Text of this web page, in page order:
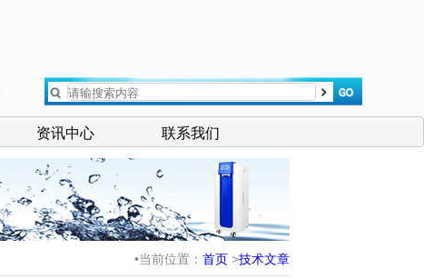
资讯中心 联系我们
•当前位置： 首页 >技术文章